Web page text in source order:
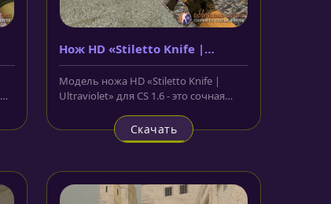
Нож HD «Stiletto Knife |
Ultraviolet»
Модель ножа HD «Stiletto Knife |
Ultraviolet» для CS 1.6 - это сочная
Скачать